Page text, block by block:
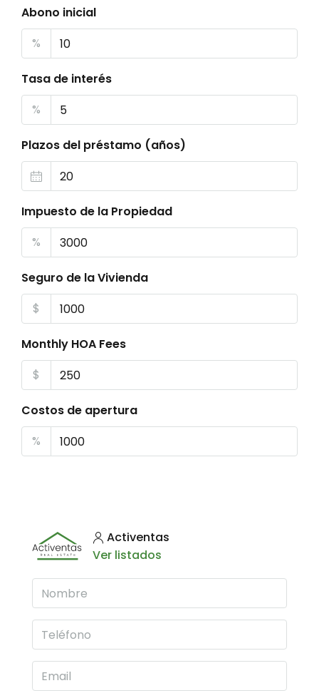
Abono inicial
%
Tasa de interés
%
Plazos del préstamo (años)
Impuesto de la Propiedad
%
Seguro de la Vivienda
$
Monthly HOA Fees
$
Costos de apertura
%
Activentas
Ver listados